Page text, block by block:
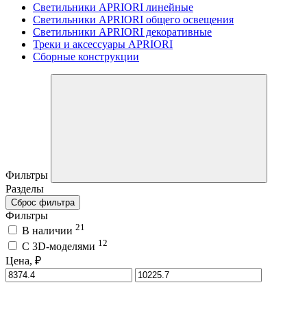
Светильники APRIORI линейные
Светильники APRIORI общего освещения
Светильники APRIORI декоративные
Треки и аксессуары APRIORI
Сборные конструкции
Фильтры
Разделы
Сброс фильтра
Фильтры
В наличии 21
C 3D-моделями 12
Цена, ₽